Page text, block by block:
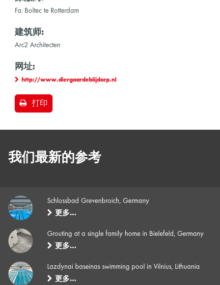
Fa. Boltec te Rotterdam
建筑师:
Arc2 Architecten
网址:
http://www.diergaardeblijdorp.nl
打印
我们最新的参考
Schlossbad Grevenbroich, Germany
更多…
Grouting at a single family home in Bielefeld, Germany
更多…
Lazdynai baseinas swimming pool in Vilnius, Lithuania
更多…